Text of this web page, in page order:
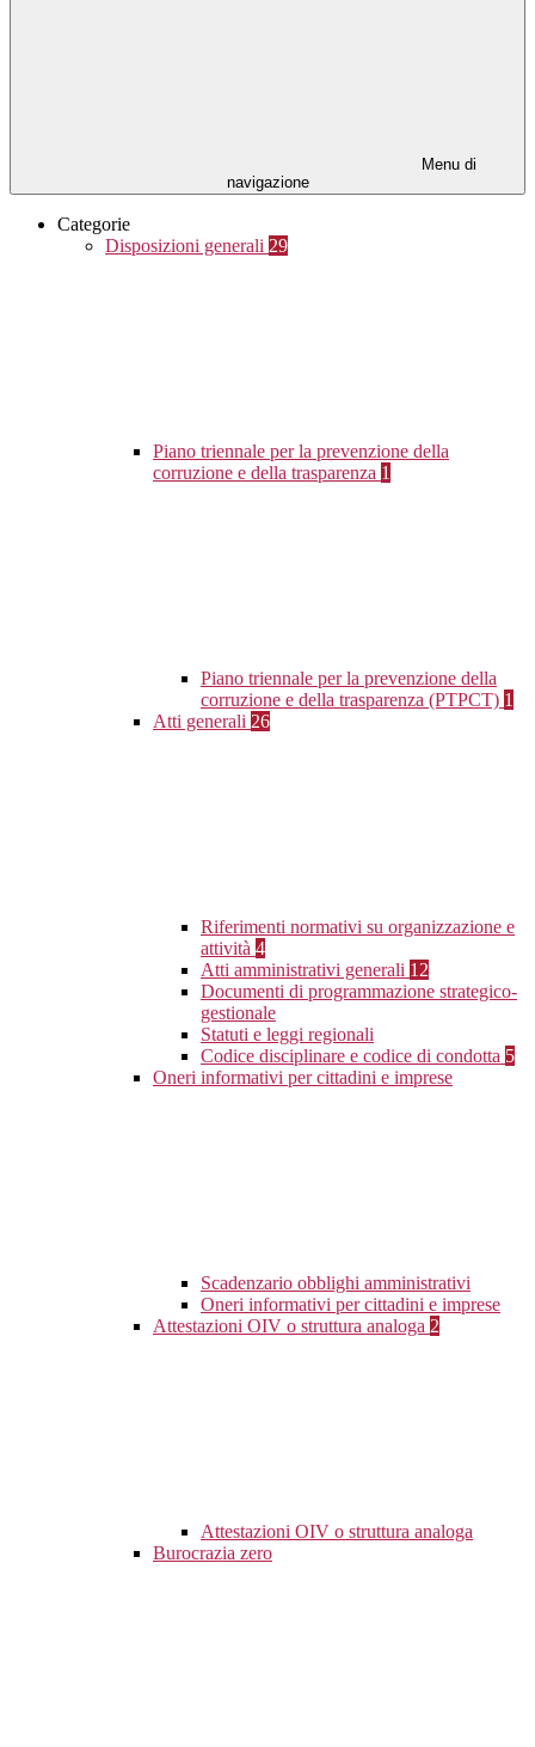
Menu di
navigazione
Categorie
Disposizioni generali 29
Piano triennale per la prevenzione della
corruzione e della trasparenza 1
Piano triennale per la prevenzione della
corruzione e della trasparenza (PTPCT) 1
Atti generali 26
Riferimenti normativi su organizzazione e
attività 4
Atti amministrativi generali 12
Documenti di programmazione strategico-
gestionale
Statuti e leggi regionali
Codice disciplinare e codice di condotta 5
Oneri informativi per cittadini e imprese
Scadenzario obblighi amministrativi
Oneri informativi per cittadini e imprese
Attestazioni OIV o struttura analoga 2
Attestazioni OIV o struttura analoga
Burocrazia zero